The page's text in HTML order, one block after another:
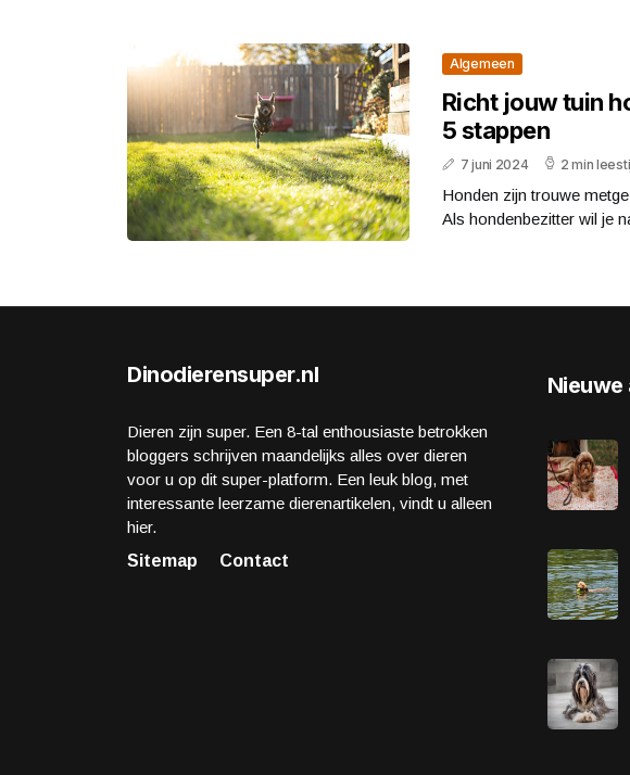
Algemeen
Richt jouw tuin
5 stappen
7 juni 2024 2 min
Honden zijn trouwe
Als hondenbezitter wil je
Dinodierensuper.nl
Dieren zijn super. Een 8-tal enthousiaste betrokken
bloggers schrijven maandelijks alles over dieren
voor u op dit super-platform. Een leuk blog, met
interessante leerzame dierenartikelen, vindt u alleen
hier.
Sitemap
Contact
Nieuwe